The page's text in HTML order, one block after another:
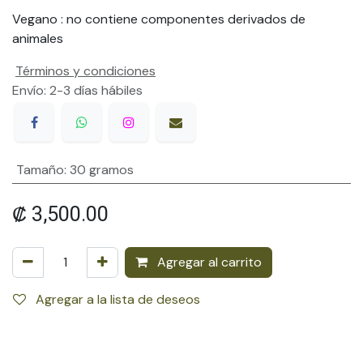
Vegano : no contiene componentes derivados de
animales
₡ 3,500.00
Agregar al carrito
Agregar a la lista de deseos
Tamaño: 30 gramos
Términos y condiciones
Envío: 2-3 días hábiles